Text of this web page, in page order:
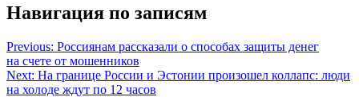
Навигация по записям
Previous: Россиянам рассказали о способах защиты денег
на счете от мошенников
Next: На границе России и Эстонии произошел коллапс: люди
на холоде ждут по 12 часов